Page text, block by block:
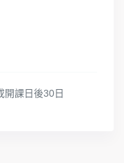
開課日後30日